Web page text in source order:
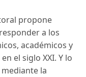
propone
a los
académicos y
el siglo XXI. Y lo
la